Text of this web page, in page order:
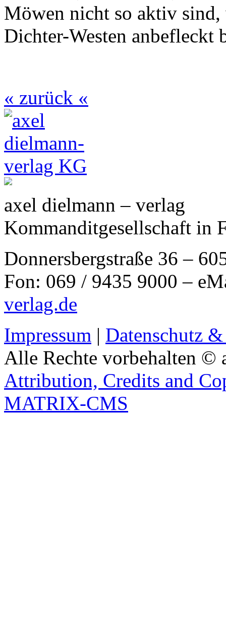
Möwen nicht so aktiv
Dichter-Westen anbefleckt
« zurück «
axel dielmann – verlag
Kommanditgesellschaft in
Donnersbergstraße 36 –
Fon: 069 / 9435 9000 –
verlag.de
Impressum | Datenschutz
Alle Rechte vorbehalten ©
Attribution, Credits and
MATRIX-CMS